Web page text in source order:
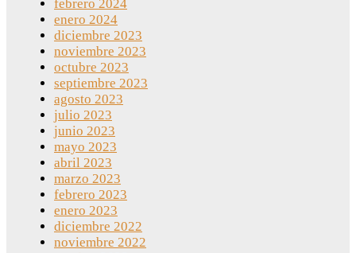
febrero 2024
enero 2024
diciembre 2023
noviembre 2023
octubre 2023
septiembre 2023
agosto 2023
julio 2023
junio 2023
mayo 2023
abril 2023
marzo 2023
febrero 2023
enero 2023
diciembre 2022
noviembre 2022